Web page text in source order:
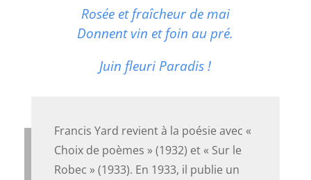
Rosée et fraîcheur de mai
Donnent vin et foin au pré.
Juin fleuri Paradis !
Francis Yard revient à la poésie avec «
Choix de poèmes » (1932) et « Sur le
Robec » (1933). En 1933, il publie un